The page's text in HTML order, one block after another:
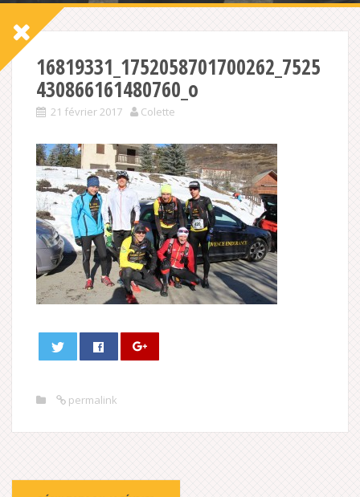
16819331_1752058701700262_7525
430866161480760_o
21 février 2017 Colette
permalink